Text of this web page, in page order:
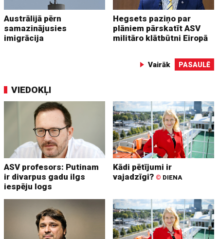
Austrālijā pērn
samazinājusies
imigrācija
Hegsets paziņo par
plāniem pārskatīt ASV
militāro klātbūtni Eiropā
Vairāk PASAULĒ
VIEDOKĻI
ASV profesors: Putinam
ir divarpus gadu ilgs
iespēju logs
Kādi pētījumi ir
vajadzīgi? © DIENA